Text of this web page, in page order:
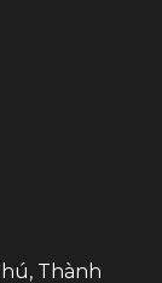
Thành